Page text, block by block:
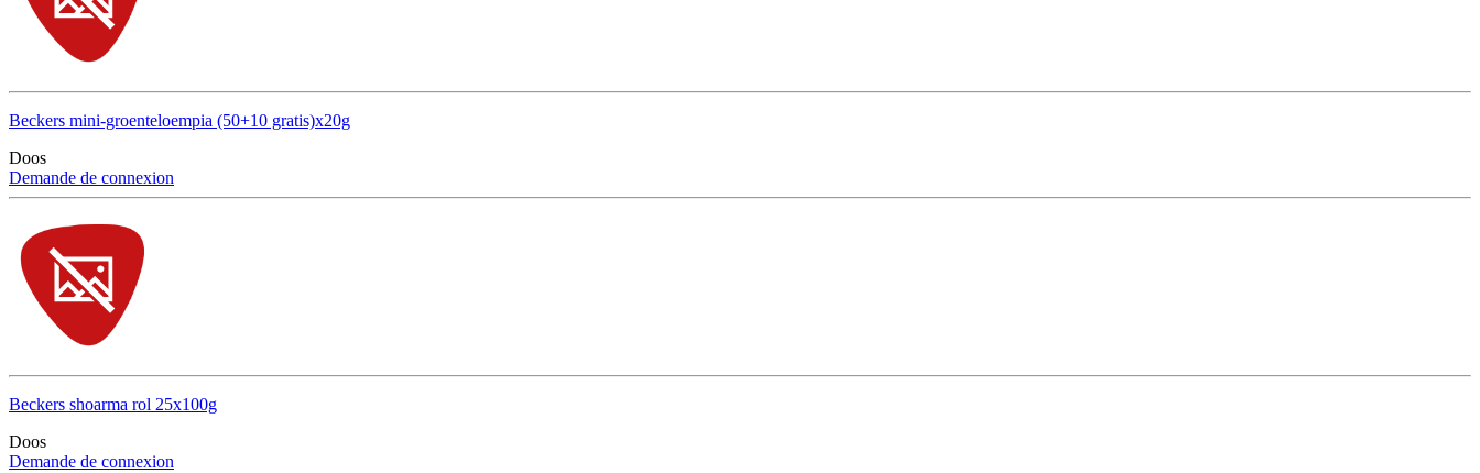
Beckers mini-groenteloempia (50+10 gratis)x20g
Doos
Demande de connexion
Beckers shoarma rol 25x100g
Doos
Demande de connexion